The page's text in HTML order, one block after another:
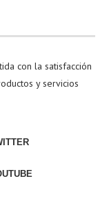
con la satisfacción
y servicios